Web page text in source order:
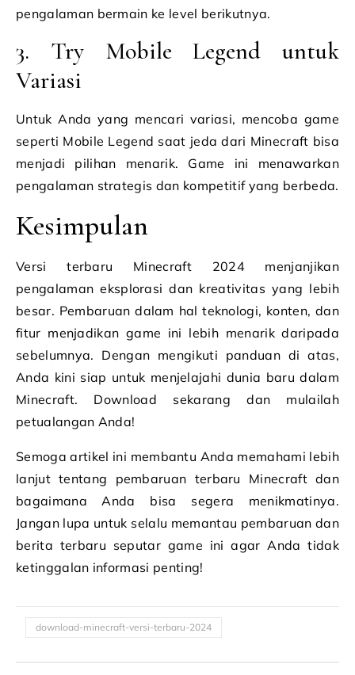
pengalaman bermain ke level berikutnya.
3. Try Mobile Legend untuk
Variasi
Untuk Anda yang mencari variasi, mencoba game
seperti Mobile Legend saat jeda dari Minecraft bisa
menjadi pilihan menarik. Game ini menawarkan
pengalaman strategis dan kompetitif yang berbeda.
Kesimpulan
Versi terbaru Minecraft 2024 menjanjikan
pengalaman eksplorasi dan kreativitas yang lebih
besar. Pembaruan dalam hal teknologi, konten, dan
fitur menjadikan game ini lebih menarik daripada
sebelumnya. Dengan mengikuti panduan di atas,
Anda kini siap untuk menjelajahi dunia baru dalam
Minecraft. Download sekarang dan mulailah
petualangan Anda!
Semoga artikel ini membantu Anda memahami lebih
lanjut tentang pembaruan terbaru Minecraft dan
bagaimana Anda bisa segera menikmatinya.
Jangan lupa untuk selalu memantau pembaruan dan
berita terbaru seputar game ini agar Anda tidak
ketinggalan informasi penting!
download-minecraft-versi-terbaru-2024